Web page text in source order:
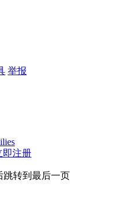
举报
即注册
跳转到最后一页